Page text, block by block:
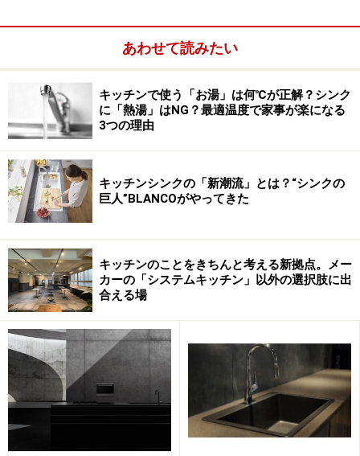
■ステンレス 耐久性や耐熱性、メンテナンスも楽
耐水性はもちろん、耐久性や耐熱性、耐汚性に優れ、メ
ンテナンスも楽なのが特徴です。表面は、光沢のあるも
の、エンボス（凹凸のある模様）やヘアライン（髪のよ
うな細いライン）仕上げなど。メーカー独自の表面仕上
げもみられます。いずれも加工を施すことで、傷が目立
あわせて読みたい
キッチンで使う「お湯」は何℃が正解？シンク
に「熱湯」はNG？最適温度で家事が楽になる
3つの理由
キッチンシンクの「新潮流」とは？“シンクの
巨人”BLANCOがやってきた
キッチンのことをきちんと考える新拠点。メー
カーの「システムキッチン」以外の選択肢に出
合える場